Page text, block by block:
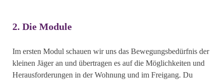
2. Die Module
Im ersten Modul schauen wir uns das Bewegungsbedürfnis der
kleinen Jäger an und übertragen es auf die Möglichkeiten und
Herausforderungen in der Wohnung und im Freigang. Du